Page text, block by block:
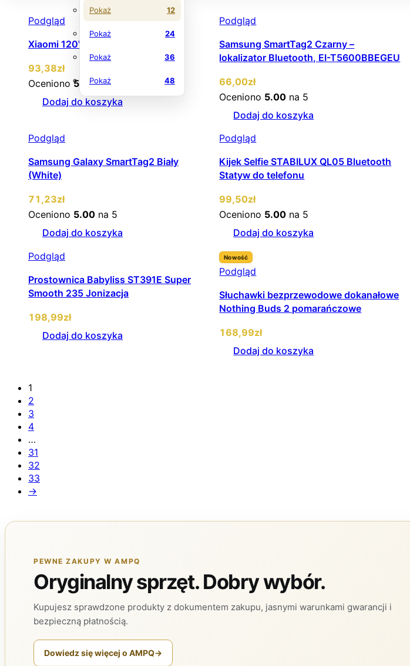
Pokaż 12
Pokaż 24
Pokaż 36
Pokaż 48
Podgląd
Xiaomi 120W HyperCharge Combo
93,38zł
Oceniono5.00na 5
Dodaj do koszyka
Podgląd
Samsung SmartTag2 Czarny –
lokalizator Bluetooth, EI-T5600BBEGEU
66,00zł
Oceniono 5.00 na 5
Dodaj do koszyka
Podgląd
Samsung Galaxy SmartTag2 Biały
(White)
71 ,23zł
Oceniono 5.00 na 5
Dodaj do koszyka
Podgląd
Kijek Selfie STABILUX QL05 Bluetooth
Statyw do telefonu
99,50zł
Oceniono 5.00 na 5
Dodaj do koszyka
Podgląd
Prostownica Babyliss ST391E Super
Smooth 235 Jonizacja
198,99zł
Dodaj do koszyka
Nowość
Podgląd
Słuchawki bezprzewodowe dokanałowe
Nothing Buds 2 pomarańczowe
168,99zł
Dodaj do koszyka
1
2
3
4
…
31
32
33
→
PEWNE ZAKUPY W AMPQ
Oryginalny sprzęt. Dobry wybór.
Kupujesz sprawdzone produkty z dokumentem zakupu, jasnymi warunkami gwarancji i
bezpieczną płatnością.
Dowiedz się więcej o AMPQ→